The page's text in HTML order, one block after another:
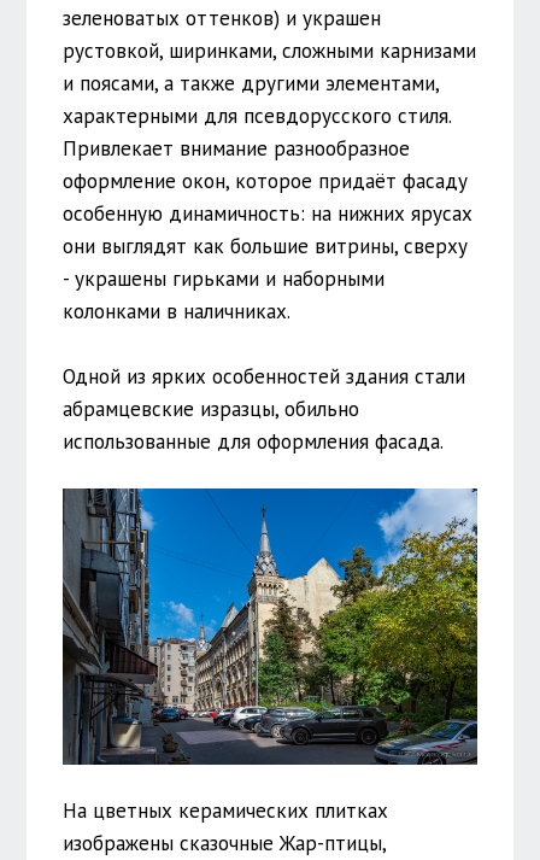
зеленоватых оттенков) и украшен
рустовкой, ширинками, сложными карнизами
и поясами, а также другими элементами,
характерными для псевдорусского стиля.
Привлекает внимание разнообразное
оформление окон, которое придаёт фасаду
особенную динамичность: на нижних ярусах
они выглядят как большие витрины, сверху
- украшены гирьками и наборными
колонками в наличниках.
Одной из ярких особенностей здания стали
абрамцевские изразцы, обильно
использованные для оформления фасада.
На цветных керамических плитках
изображены сказочные Жар-птицы,